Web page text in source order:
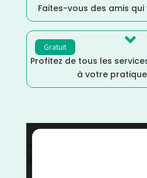
Faites-vous des amis
Gratuit 
Profitez de tous les
à votre
Trail
Marche